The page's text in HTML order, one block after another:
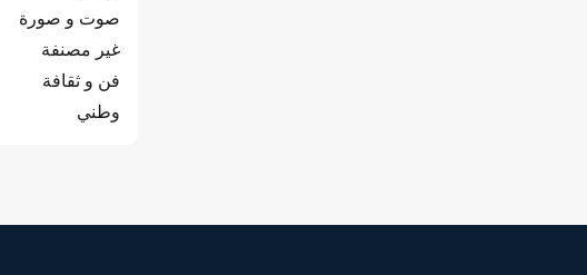
صوت و صورة
غير مصنفة
فن و ثقافة
وطني